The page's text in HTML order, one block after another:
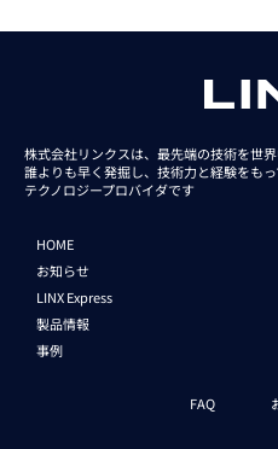
株式会社リンクスは、最先端の技術を世
誰よりも早く発掘し、技術力と経験をもっ
テクノロジープロバイダです
HOME
お知らせ
LINX Express
製品情報
事例
FAQ